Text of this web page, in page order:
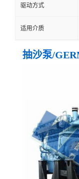
驱动方式
适用介质
抽沙泵/